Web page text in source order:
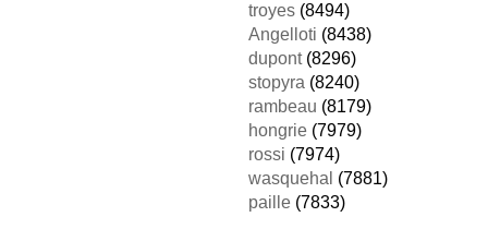
troyes(8494)
Angelloti (8438)
dupont(8296)
stopyra (8240)
rambeau (8179)
hongrie(7979)
rossi (7974)
wasquehal (7881)
paille(7833)